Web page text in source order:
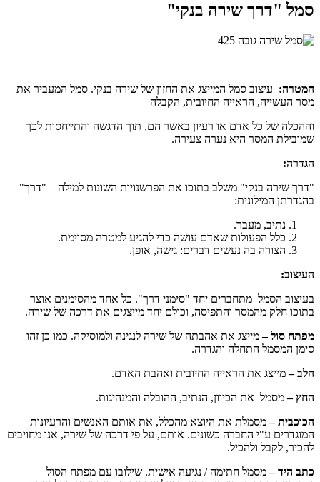
סמל "דרך שירה בנקי"
המטרה: עיצוב סמל המייצג את החזון של שירה בנקי. סמל המעביר את
מסר העשייה, הראייה החיובית, הקבלה
וההכלה של כל אדם או רעיון באשר הם, תוך הדגשה והתייחסות לכך
שמובילת המסר היא נערה צעירה.
הגדרה:
"דרך שירה בנקי" משלב בתוכו את הפרשנויות השונות למילה – "דרך"
בהגדרתן המילונית:
נתיב, מעבר.
כלל הפעולות שאדם עושה כדי להגיע למטרה מסוימת.
הצורה בה נעשים דברים: גישה, אופן.
העיצוב:
בעיצוב הסמל מתחברים יחד "סימני דרך". כל אחד מהסימנים אוצר
בתוכו חלק מהמסר והתפיסה, וכולם יחד מייצגים את דרכה של שירה.
מפתח סול –מייצג את אהבתה של שירה לנגינה ולמוסיקה. כמו כן זהו
סימן המסמל התחלה והגדרה.
הלב –מייצג את הראייה החיובית ואהבת האדם.
החץ –מסמל את הכיוון, הנתיב, ההובלה והמנהיגות.
הכוכבית –מסמלת את היוצא מהכלל, את אותם האנשים והרעיונות
המוגדרים ע"י החברה כשונים. אותם, על פי דרכה של שירה, אנו מחויבים
להכיר, לקבל ולהכיל.
כתב היד –מסמל חתימה / נגיעה אישית. שילובו עם מפתח הסול